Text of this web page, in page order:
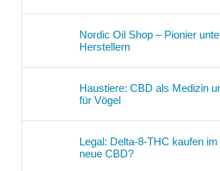
Nordic Oil Shop – Pionier
Herstellern
Haustiere: CBD als Medizin
für Vögel
Legal: Delta-8-THC kaufen im
neue CBD?